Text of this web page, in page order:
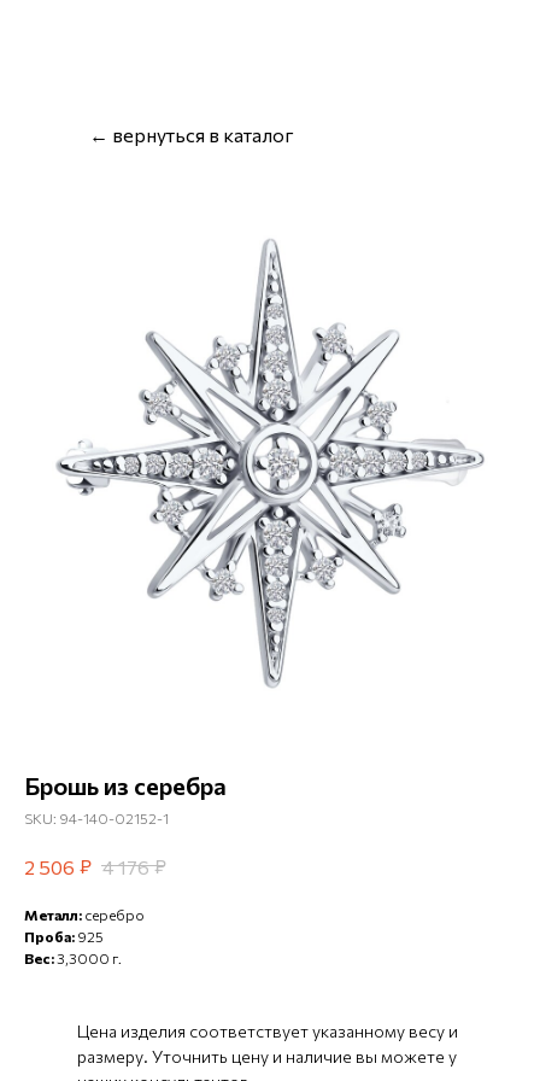
← вернуться в каталог
Брошь из серебра
SKU: 94-140-02152-1
2 506 ₽ 4 176 ₽
Металл: серебро
Проба: 925
Вес:3,3000 г.
Цена изделия соответствует указанному весу и
размеру. Уточнить цену и наличие вы можете у